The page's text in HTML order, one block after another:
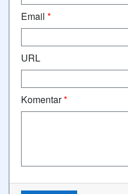
Email *
URL
Komentar*